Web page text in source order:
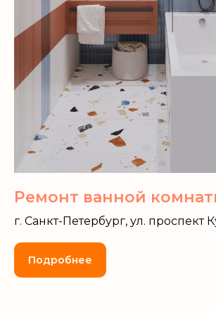
Ремонт ванной
г. Санкт-Петербург, ул. проспект
Подробнее